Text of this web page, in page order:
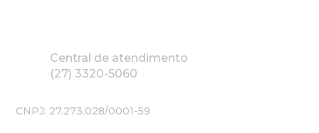
Central de atendimento
(27) 3320-5060
CNPJ: 27.273.028/0001-59